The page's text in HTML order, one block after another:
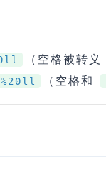
（空格被转义
（空格和